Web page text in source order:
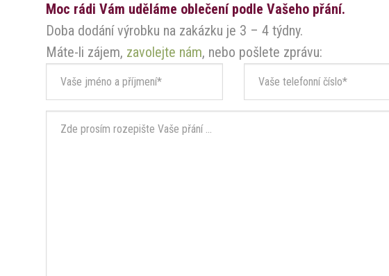
Moc rádi Vám uděláme oblečení podle Vašeho přání.
Doba dodání výrobku na zakázku je 3 – 4 týdny.
Máte-li zájem, zavolejte nám, nebo pošlete zprávu: